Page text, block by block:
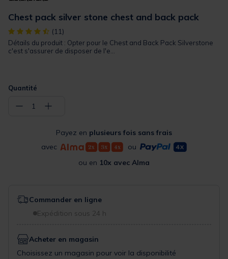
Chest pack silver stone chest and back pack
[object Object] out of 5 Customer Rating
(11)
Détails du produit : Opter pour le Chest and Back Pack Silverstone
c'est s'assurer de disposer de l'e...
Quantité
− 1 +
Payez en plusieurs fois sans frais
avec
ou
ou en 10x avec Alma
Commander en ligne
Expédition sous 24 h
Acheter en magasin
Choisissez un magasin pour voir la disponibilité